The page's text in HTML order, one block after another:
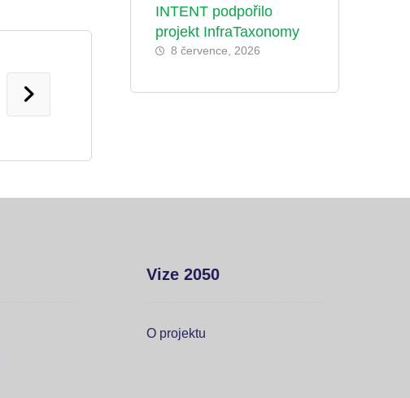
INTENT podpořilo
projekt InfraTaxonomy
8 července, 2026
Vize 2050
O projektu